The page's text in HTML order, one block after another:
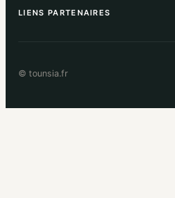
LIENS PARTENAIRES
© tounsia.fr